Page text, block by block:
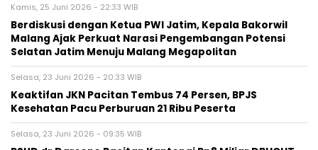
Kamis, 25 Juni 2026 - 22:33 WIB
Berdiskusi dengan Ketua PWI Jatim, Kepala Bakorwil
Malang Ajak Perkuat Narasi Pengembangan Potensi
Selatan Jatim Menuju Malang Megapolitan
Selasa, 23 Juni 2026 - 20:33 WIB
Keaktifan JKN Pacitan Tembus 74 Persen, BPJS
Kesehatan Pacu Perburuan 21 Ribu Peserta
Selasa, 23 Juni 2026 - 09:35 WIB